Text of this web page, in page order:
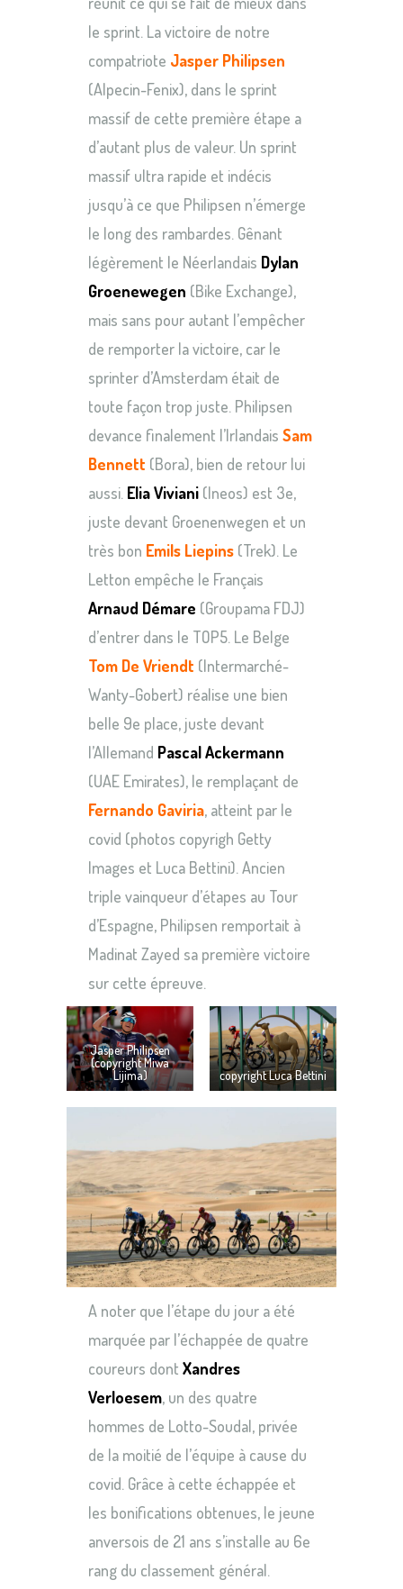
le sprint. La victoire de notre
compatriote Jasper Philipsen
(Alpecin-Fenix), dans le sprint
massif de cette première étape a
d’autant plus de valeur. Un sprint
massif ultra rapide et indécis
jusqu’à ce que Philipsen n’émerge
le long des rambardes. Gênant
légèrement le Néerlandais Dylan
Groenewegen (Bike Exchange),
mais sans pour autant l’empêcher
de remporter la victoire, car le
sprinter d’Amsterdam était de
toute façon trop juste. Philipsen
devance finalement l’Irlandais Sam
Bennett (Bora), bien de retour lui
aussi. Elia Viviani (Ineos) est 3e,
juste devant Groenenwegen et un
très bon Emils Liepins (Trek). Le
Letton empêche le Français
Arnaud Démare (Groupama FDJ)
d’entrer dans le TOP5. Le Belge
Tom De Vriendt (Intermarché-
Wanty-Gobert) réalise une bien
belle 9e place, juste devant
l’Allemand Pascal Ackermann
(UAE Emirates), le remplaçant de
Fernando Gaviria, atteint par le
covid (photos copyrigh Getty
Images et Luca Bettini). Ancien
triple vainqueur d’étapes au Tour
d’Espagne, Philipsen remportait à
Madinat Zayed sa première victoire
sur cette épreuve.
Jasper Philipsen
(copyright Miwa
Lijima)
copyright Luca Bettini
A noter que l’étape du jour a été
marquée par l’échappée de quatre
coureurs dont Xandres
Verloesem, un des quatre
hommes de Lotto-Soudal, privée
de la moitié de l’équipe à cause du
covid. Grâce à cette échappée et
les bonifications obtenues, le jeune
anversois de 21 ans s’installe au 6e
rang du classement général.